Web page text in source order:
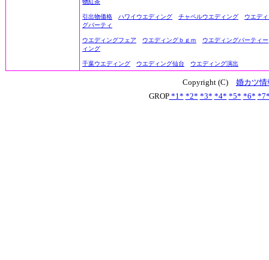
物紅茶
引出物価格 ハワイウエディング チャペルウエディング
ウエデ
グパーティ
ウエディングフェア ウエディングｂｇｍ
ウエディングパーティー
ィング
千葉ウエディング ウエディング仙台 ウエディング演出
Copyright (C) 婚カツ
GROP*1* *2* *3* *4* *5* *6*